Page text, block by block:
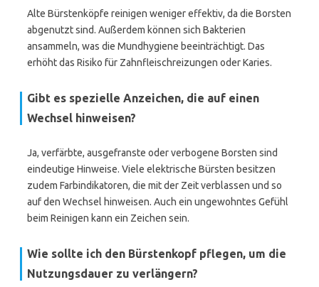
Alte Bürstenköpfe reinigen weniger effektiv, da die Borsten
abgenutzt sind. Außerdem können sich Bakterien
ansammeln, was die Mundhygiene beeinträchtigt. Das
erhöht das Risiko für Zahnfleischreizungen oder Karies.
Gibt es spezielle Anzeichen, die auf einen
Wechsel hinweisen?
Ja, verfärbte, ausgefranste oder verbogene Borsten sind
eindeutige Hinweise. Viele elektrische Bürsten besitzen
zudem Farbindikatoren, die mit der Zeit verblassen und so
auf den Wechsel hinweisen. Auch ein ungewohntes Gefühl
beim Reinigen kann ein Zeichen sein.
Wie sollte ich den Bürstenkopf pflegen, um die
Nutzungsdauer zu verlängern?